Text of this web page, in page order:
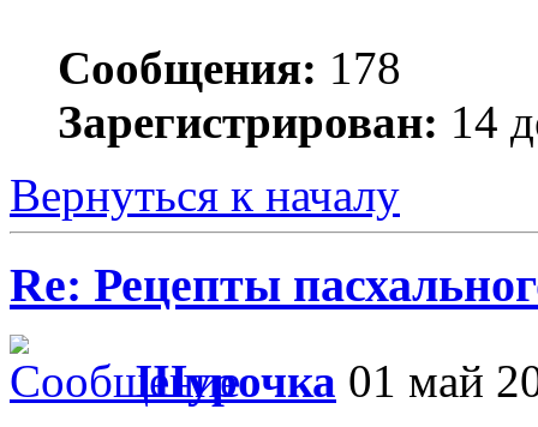
Сообщения: 178
Зарегистрирован: 14
Вернуться к началу
Re: Рецепты
Шурочка 01 май